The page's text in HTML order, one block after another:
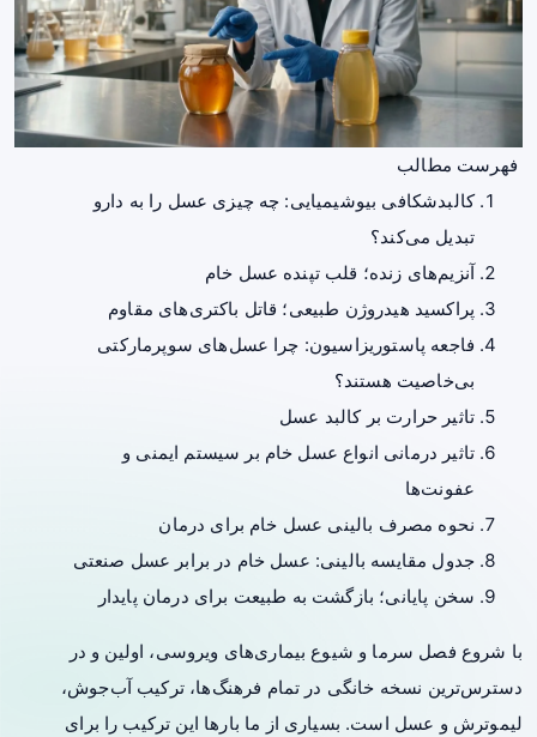
فهرست مطالب
کالبدشکافی بیوشیمیایی: چه چیزی عسل را به دارو
تبدیل می‌کند؟
آنزیم‌های زنده؛ قلب تپنده عسل خام
پراکسید هیدروژن طبیعی؛ قاتل باکتری‌های مقاوم
فاجعه پاستوریزاسیون: چرا عسل‌های سوپرمارکتی
بی‌خاصیت هستند؟
تاثیر حرارت بر کالبد عسل
تاثیر درمانی انواع عسل خام بر سیستم ایمنی و
عفونت‌ها
نحوه مصرف بالینی عسل خام برای درمان
جدول مقایسه بالینی: عسل خام در برابر عسل صنعتی
سخن پایانی؛ بازگشت به طبیعت برای درمان پایدار
با شروع فصل سرما و شیوع بیماری‌های ویروسی، اولین و در
دسترس‌ترین نسخه خانگی در تمام فرهنگ‌ها، ترکیب آب‌جوش،
لیموترش و عسل است. بسیاری از ما بارها این ترکیب را برای